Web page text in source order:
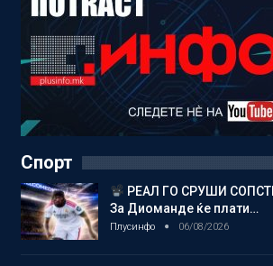
Спорт
РЕАЛ ГО СРУШИ
За Диоманде ќе плати…
Плусинфо 06/08/2026